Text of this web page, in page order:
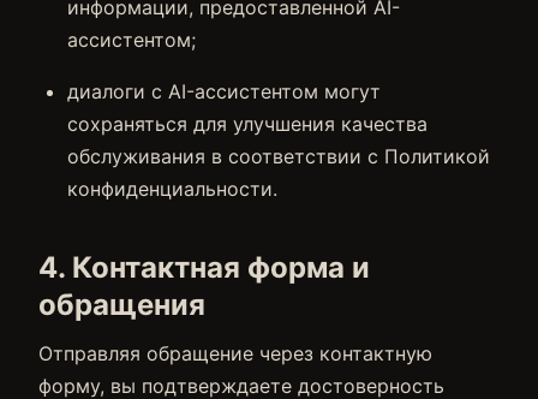
информации, предоставленной AI-
ассистентом;
диалоги с AI-ассистентом могут
сохраняться для улучшения качества
обслуживания в соответствии с Политикой
конфиденциальности.
4. Контактная форма и
обращения
Отправляя обращение через контактную
форму, вы подтверждаете достоверность